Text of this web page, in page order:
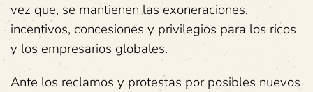
vez que, se mantienen las exoneraciones,
incentivos, concesiones y privilegios para los ricos
y los empresarios globales.
Ante los reclamos y protestas por posibles nuevos